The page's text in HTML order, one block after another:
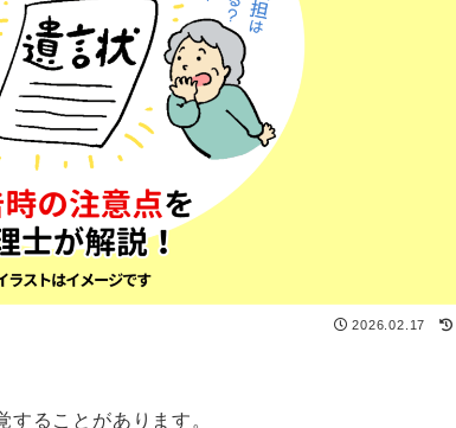
2026.02.17
ることがあります。